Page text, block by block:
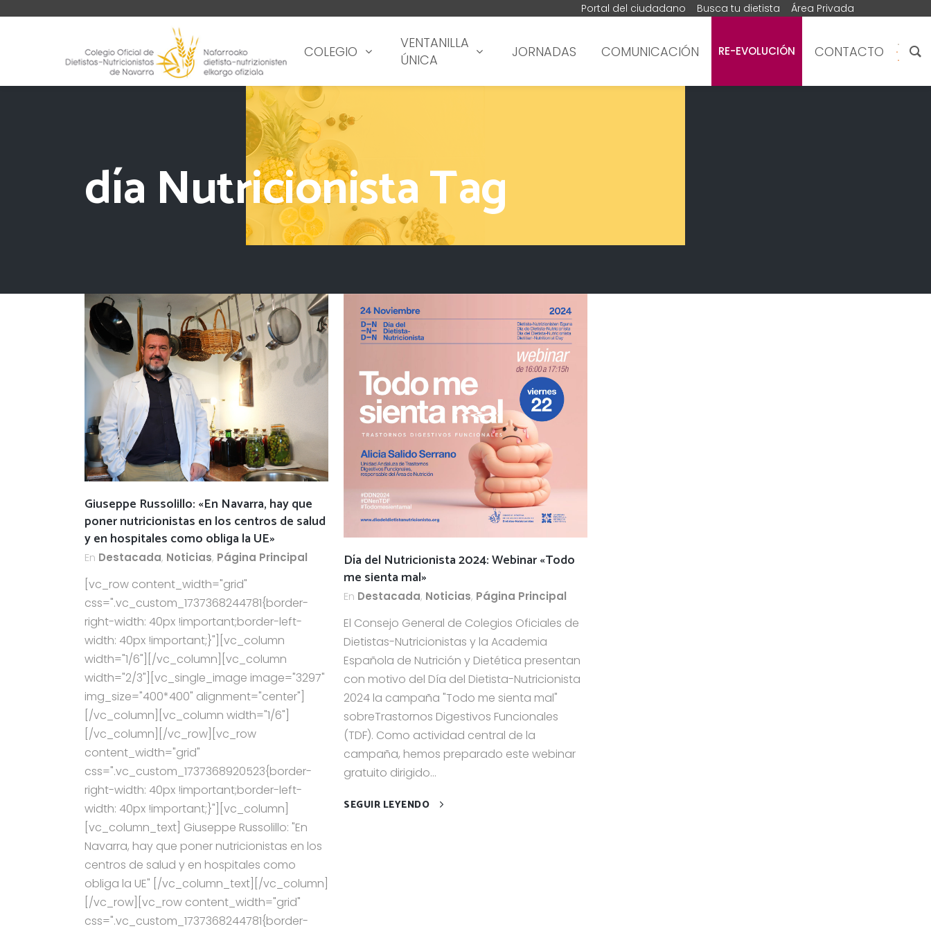
Portal del ciudadano Busca tu dietista Área Privada
COLEGIO
VENTANILLA
ÚNICA
JORNADAS COMUNICACIÓN RE-EVOLUCIÓN CONTACTO
día Nutricionista Tag
Giuseppe Russolillo: «En Navarra, hay que
poner nutricionistas en los centros de salud
y en hospitales como obliga la UE»
En Destacada, Noticias, Página Principal
[vc_row content_width="grid"
css=".vc_custom_1737368244781{border-
right-width: 40px !important;border-left-
width: 40px !important;}"][vc_column
width="1/6"][/vc_column][vc_column
width="2/3"][vc_single_image image="3297"
img_size="400*400" alignment="center"]
[/vc_column][vc_column width="1/6"]
[/vc_column][/vc_row][vc_row
content_width="grid"
css=".vc_custom_1737368920523{border-
right-width: 40px !important;border-left-
width: 40px !important;}"][vc_column]
[vc_column_text] Giuseppe Russolillo: "En
Navarra, hay que poner nutricionistas en los
centros de salud y en hospitales como
obliga la UE" [/vc_column_text][/vc_column]
[/vc_row][vc_row content_width="grid"
css=".vc_custom_1737368244781{border-
Día del Nutricionista 2024: Webinar «Todo
me sienta mal»
En Destacada, Noticias, Página Principal
El Consejo General de Colegios Oficiales de
Dietistas-Nutricionistas y la Academia
Española de Nutrición y Dietética presentan
con motivo del Día del Dietista-Nutricionista
2024 la campaña "Todo me sienta mal"
sobreTrastornos Digestivos Funcionales
(TDF). Como actividad central de la
campaña, hemos preparado este webinar
gratuito dirigido...
SEGUIR LEYENDO